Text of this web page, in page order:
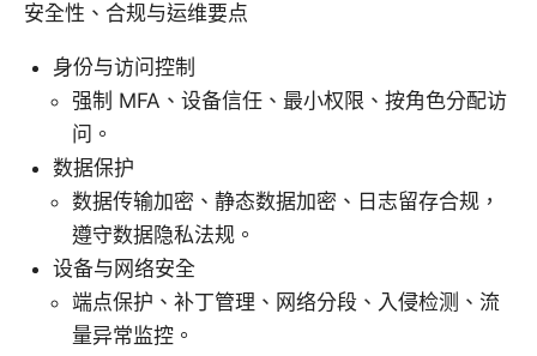
安全性、合规与运维要点
身份与访问控制
强制 MFA、设备信任、最小权限、按角色分配访
问。
数据保护
数据传输加密、静态数据加密、日志留存合规，
遵守数据隐私法规。
设备与网络安全
端点保护、补丁管理、网络分段、入侵检测、流
量异常监控。